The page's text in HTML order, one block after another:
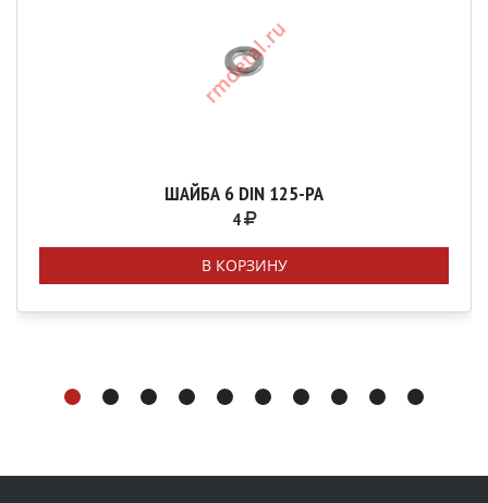
ШАЙБА 6 DIN 125-PA
4
В КОРЗИНУ